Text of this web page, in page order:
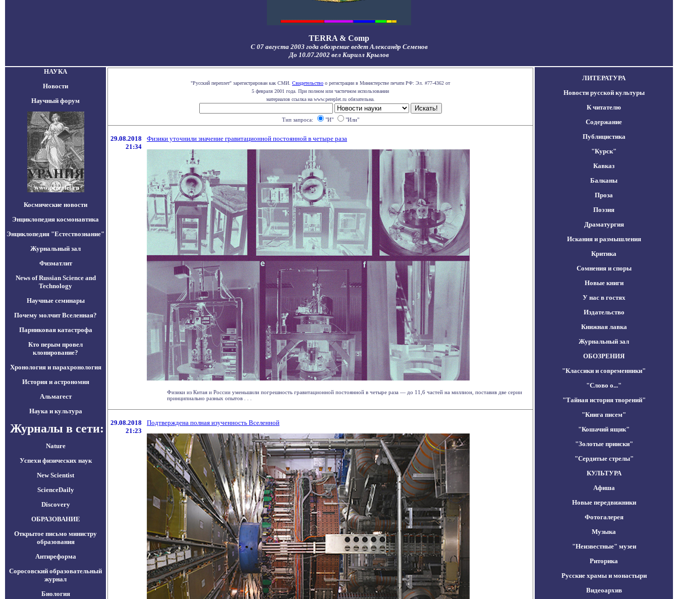
TERRA & Comp
С 07 августа 2003 года обозрение ведет Александр Семенов
До 10.07.2002 вел Кирилл Крылов
НАУКА
Новости
Научный форум
Космические новости
Энциклопедия космонавтика
Энциклопедия "Естествознание"
Журнальный зал
Физматлит
News of Russian Science and
Technology
Научные семинары
Почему молчит Вселенная?
Парниковая катастрофа
Кто перым провел
клонирование?
Хронология и парахронология
История и астрономия
Альмагест
Наука и культура
Журналы в сети:
Nature
Успехи физических наук
New Scientist
ScienceDaily
Discovery
ОБРАЗОВАНИЕ
Открытое письмо министру
образования
Антиреформа
Соросовский образовательный
журнал
Биология
"Русский переплет" зарегистрирован как СМИ. Свидетельство о регистрации в Министерстве печати РФ: Эл. #77-4362 от
5 февраля 2001 года. При полном или частичном использовании
материалов ссылка на www.pereplet.ru обязательна.
Тип запроса: "И" "Или"
29.08.2018
21:34
Физики уточнили значение гравитационной постоянной в четыре раза
Физики из Китая и России уменьшили погрешность гравитационной постоянной в четыре раза — до 11,6 частей на миллион, поставив две серии
принципиально разных опытов . . .
29.08.2018
21:23
Подтверждена полная изученность Вселенной
ЛИТЕРАТУРА
Новости русской культуры
К читателю
Содержание
Публицистика
"Курск"
Кавказ
Балканы
Проза
Поэзия
Драматургия
Искания и размышления
Критика
Сомнения и споры
Новые книги
У нас в гостях
Издательство
Книжная лавка
Журнальный зал
ОБОЗРЕНИЯ
"Классики и современники"
"Слово о..."
"Тайная история творений"
"Книга писем"
"Кошачий ящик"
"Золотые прииски"
"Сердитые стрелы"
КУЛЬТУРА
Афиша
Новые передвижники
Фотогалерея
Музыка
"Неизвестные" музеи
Риторика
Русские храмы и монастыри
Видеоархив